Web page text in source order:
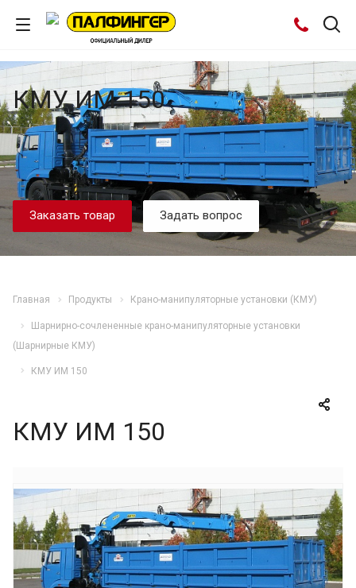
КМУ ИМ 150
Заказать товар Задать вопрос
Главная Продукты Крано-манипуляторные установки (КМУ)
Шарнирно-сочлененные крано-манипуляторные установки
(Шарнирные КМУ)
КМУ ИМ 150
КМУ ИМ 150